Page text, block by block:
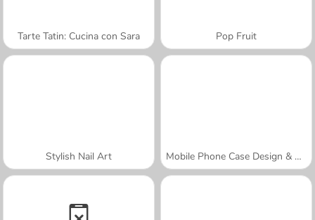
Tarte Tatin: Cucina con Sara Pop Fruit
Stylish Nail Art Mobile Phone Case Design & DIY